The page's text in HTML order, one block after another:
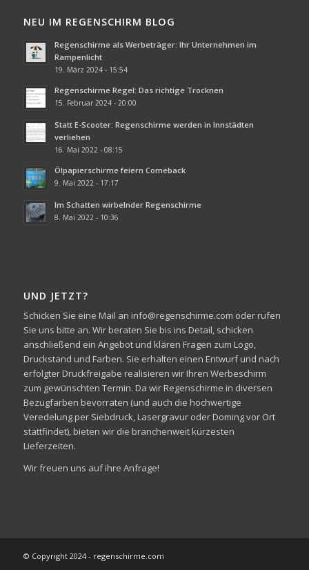
NEU IM REGENSCHIRM BLOG
Regenschirme als Werbeträger: Ihr Unternehmen im
Rampenlicht
19. März 2024 - 15:54
Regenschirme Regel: Das richtige Trocknen
15. Februar 2024 - 20:00
Statt E-Scooter: Regenschirme werden in Innstädten
verliehen
16. Mai 2022 - 08:15
Ölpapierschirme feiern Comeback
9. Mai 2022 - 17:17
Im Schatten wirbelnder Regenschirme
8. Mai 2022 - 10:36
UND JETZT?
Schicken Sie eine Mail an info@regenschirme.com oder rufen
Sie uns bitte an. Wir beraten Sie bis ins Detail, schicken
anschließend ein Angebot und klären Fragen zum Logo,
Druckstand und Farben. Sie erhalten einen Entwurf und nach
erfolgter Druckfreigabe realisieren wir Ihren Werbeschirm
zum gewünschten Termin. Da wir Regenschirme in diversen
Bezugfarben bevorraten (und auch die hochwertige
Veredelung per Siebdruck, Lasergravur oder Doming vor Ort
stattfindet), bieten wir die branchenweit kürzesten
Lieferzeiten.
Wir freuen uns auf ihre Anfrage!
© Copyright 2024 - regenschirme.com